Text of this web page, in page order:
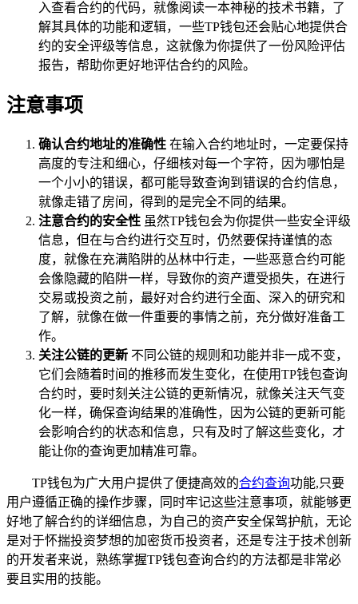
入查看合约的代码，就像阅读一本神秘的技术书籍，了
解其具体的功能和逻辑，一些TP钱包还会贴心地提供合
约的安全评级等信息，这就像为你提供了一份风险评估
报告，帮助你更好地评估合约的风险。
注意事项
确认合约地址的准确性 在输入合约地址时，一定要保持
高度的专注和细心，仔细核对每一个字符，因为哪怕是
一个小小的错误，都可能导致查询到错误的合约信息，
就像走错了房间，得到的是完全不同的结果。
注意合约的安全性 虽然TP钱包会为你提供一些安全评级
信息，但在与合约进行交互时，仍然要保持谨慎的态
度，就像在充满陷阱的丛林中行走，一些恶意合约可能
会像隐藏的陷阱一样，导致你的资产遭受损失，在进行
交易或投资之前，最好对合约进行全面、深入的研究和
了解，就像在做一件重要的事情之前，充分做好准备工
作。
关注公链的更新 不同公链的规则和功能并非一成不变，
它们会随着时间的推移而发生变化，在使用TP钱包查询
合约时，要时刻关注公链的更新情况，就像关注天气变
化一样，确保查询结果的准确性，因为公链的更新可能
会影响合约的状态和信息，只有及时了解这些变化，才
能让你的查询更加精准可靠。
TP钱包为广大用户提供了便捷高效的合约查询功能,只要
用户遵循正确的操作步骤，同时牢记这些注意事项，就能够更
好地了解合约的详细信息，为自己的资产安全保驾护航，无论
是对于怀揣投资梦想的加密货币投资者，还是专注于技术创新
的开发者来说，熟练掌握TP钱包查询合约的方法都是非常必
要且实用的技能。